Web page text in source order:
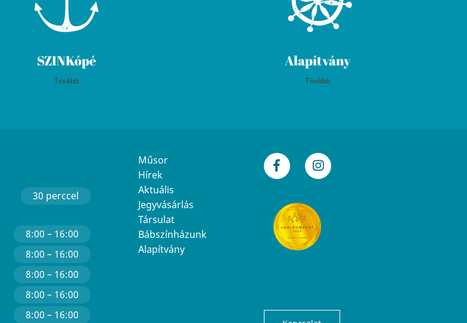
SZINKópé
Tovább
Alapítvány
Tovább
30 perccel
8:00 – 16:00
8:00 – 16:00
8:00 – 16:00
8:00 – 16:00
8:00 – 16:00
Műsor
Hírek
Aktuális
Jegyvásárlás
Társulat
Bábszínházunk
Alapítvány